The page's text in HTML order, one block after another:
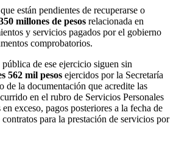
están pendientes de recuperarse o
millones de pesos relacionada en
y servicios pagados por el gobierno
comprobatorios.
de ese ejercicio siguen sin
562 mil pesos ejercidos por la Secretaría
de la documentación que acredite las
en el rubro de Servicios Personales
exceso, pagos posteriores a la fecha de
para la prestación de servicios por